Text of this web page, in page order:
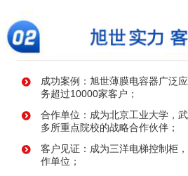
成功案例：旭世薄膜电容器广泛
务超过10000家客户；
合作单位：成为北京工业大学，
多所重点院校的战略合作伙伴；
客户见证：成为三洋电梯控制柜
作单位；